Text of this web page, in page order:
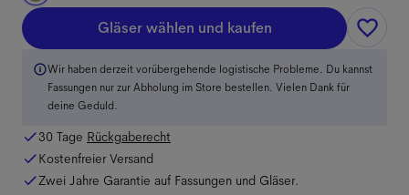
Gläser wählen und kaufen
Wir haben derzeit vorübergehende logistische Probleme. Du kannst
Fassungen nur zur Abholung im Store bestellen. Vielen Dank für
deine Geduld.
30 Tage Rückgaberecht
Kostenfreier Versand
Zwei Jahre Garantie auf Fassungen und Gläser.